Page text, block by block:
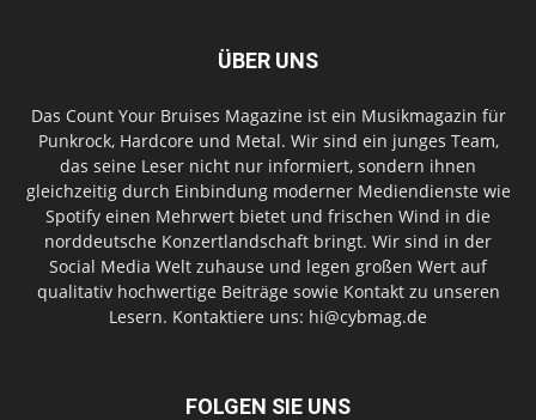
ÜBER UNS
Das Count Your Bruises Magazine ist ein Musikmagazin für
Punkrock, Hardcore und Metal. Wir sind ein junges Team,
das seine Leser nicht nur informiert, sondern ihnen
gleichzeitig durch Einbindung moderner Mediendienste wie
Spotify einen Mehrwert bietet und frischen Wind in die
norddeutsche Konzertlandschaft bringt. Wir sind in der
Social Media Welt zuhause und legen großen Wert auf
qualitativ hochwertige Beiträge sowie Kontakt zu unseren
Lesern. Kontaktiere uns: hi@cybmag.de
FOLGEN SIE UNS